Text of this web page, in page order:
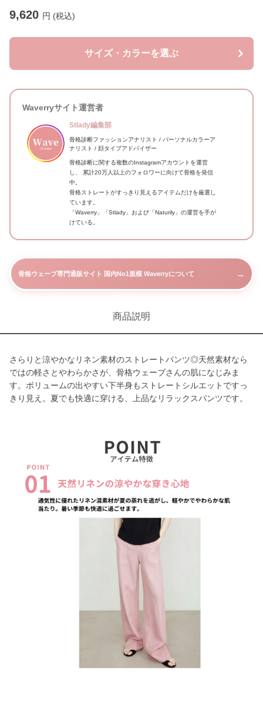
9,620 円 (税込)
サイズ・カラーを選ぶ
Waverryサイト運営者
Stlady編集部
骨格診断ファッションアナリスト / パーソナルカラーア
ナリスト / 顔タイプアドバイザー
骨格診断に関する複数のInstagramアカウントを運営
し、 累計20万人以上のフォロワーに向けて骨格を発信
中。
骨格ストレートがすっきり見えるアイテムだけを厳選し
ています。
「Waverry」「Stlady」および「Naturily」の運営を手が
けている。
骨格ウェーブ専門通販サイト 国内No1規模 Waverryについて →
商品説明
さらりと涼やかなリネン素材のストレートパンツ◎天然素材なら
ではの軽さとやわらかさが、骨格ウェーブさんの肌になじみま
す。ボリュームの出やすい下半身もストレートシルエットですっ
きり見え。夏でも快適に穿ける、上品なリラックスパンツです。